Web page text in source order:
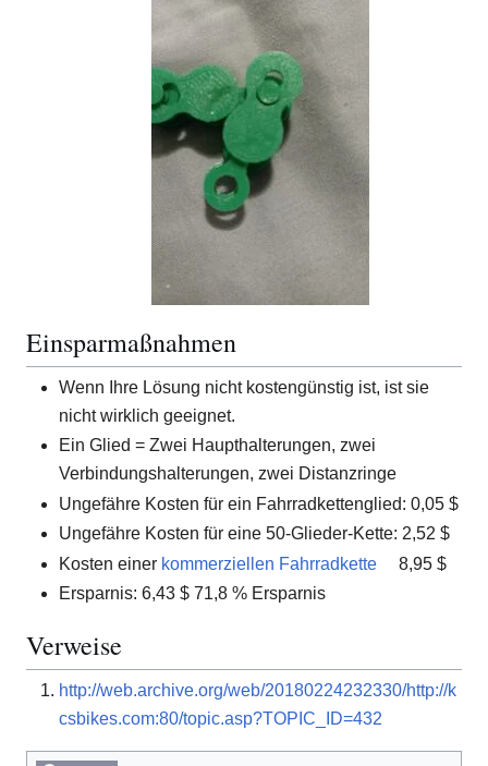
Einsparmaßnahmen
Wenn Ihre Lösung nicht kostengünstig ist, ist sie
nicht wirklich geeignet.
Ein Glied = Zwei Haupthalterungen, zwei
Verbindungshalterungen, zwei Distanzringe
Ungefähre Kosten für ein Fahrradkettenglied: 0,05 $
Ungefähre Kosten für eine 50-Glieder-Kette: 2,52 $
Kosten einer kommerziellen Fahrradkette
8,95 $
Ersparnis: 6,43 $ 71,8 % Ersparnis
Verweise
http://web.archive.org/web/20180224232330/http://k
csbikes.com:80/topic.asp?TOPIC_ID=432